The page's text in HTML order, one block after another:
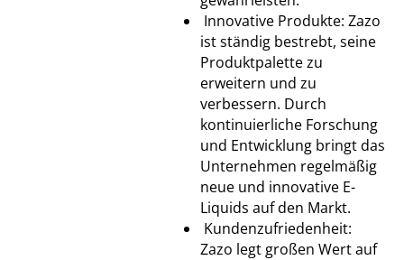
Innovative Produkte: Zazo
ist ständig bestrebt, seine
Produktpalette zu
erweitern und zu
verbessern. Durch
kontinuierliche Forschung
und Entwicklung bringt das
Unternehmen regelmäßig
neue und innovative E-
Liquids auf den Markt.
Kundenzufriedenheit:
Zazo legt großen Wert auf